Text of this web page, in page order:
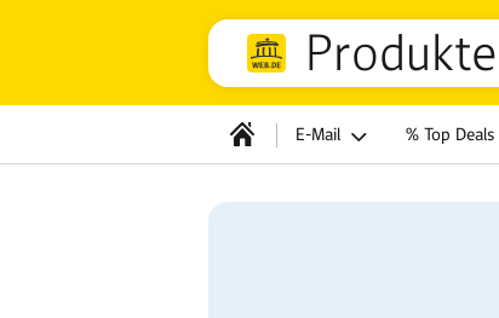
Produkte
E-Mail % Top Deals